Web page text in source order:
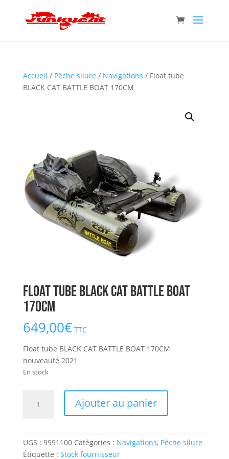
Accueil / Pêche silure / Navigations / Float tube
BLACK CAT BATTLE BOAT 170CM
Float tube BLACK CAT BATTLE BOAT
170CM
649,00€ TTC
Float tube BLACK CAT BATTLE BOAT 170CM
nouveauté 2021
En stock
tube
BLACK
CAT
Ajouter au panier
UGS : 9991100 Catégories : Navigations, Pêche silure
Étiquette : Stock fournisseur